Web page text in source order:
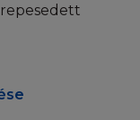
hogy a
jogszabályt
előzetes